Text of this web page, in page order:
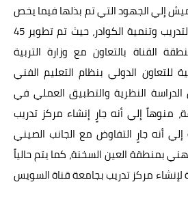
إلي الجهود التي تم بذلها فيما يخص
المدارس الفنية ومراكز التدريب وتنمية الكوادر، حيث تم تطوير 45
القناة بالتعاون مع وزارة التربية
للتعاون الدولي بنظام التعليم الفني
الدراسة النظرية والتطبيق العملي في
منوهاً إلي أنه جارٍ إنشاء مركز تدريب
أنه جارٍ التفاوض مع الجانب الصيني
بمنطقة العين السخنة، كما يتم حالياً
لإنشاء مركز تدريب بجامعة قناة السويس